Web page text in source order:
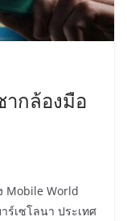
ากล้องมือ
Mobile World
ร์เซโลนา ประเทศ